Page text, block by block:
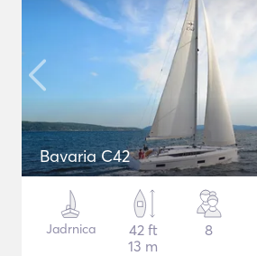
Bavaria C42
Jadrnica
42 ft
13 m
8